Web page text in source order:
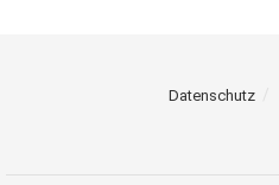
Datenschutz